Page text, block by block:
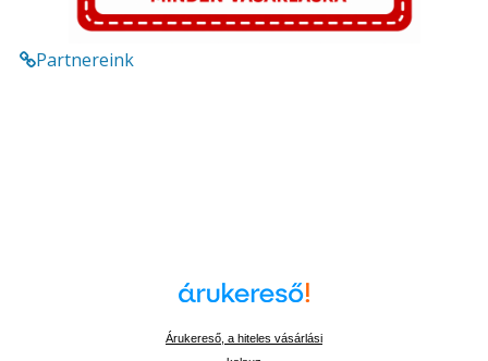
Partnereink
Árukereső, a hiteles vásárlási